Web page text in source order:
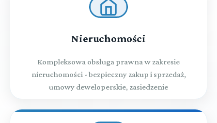
Nieruchomości
Kompleksowa obsługa prawna w zakresie
nieruchomości - bezpieczny zakup i sprzedaż,
umowy deweloperskie, zasiedzenie